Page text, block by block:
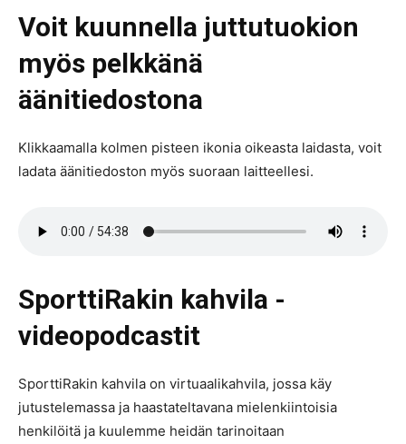
Voit kuunnella juttutuokion
myös pelkkänä
äänitiedostona
Klikkaamalla kolmen pisteen ikonia oikeasta laidasta, voit
ladata äänitiedoston myös suoraan laitteellesi.
SporttiRakin kahvila -
videopodcastit
SporttiRakin kahvila on virtuaalikahvila, jossa käy
jutustelemassa ja haastateltavana mielenkiintoisia
henkilöitä ja kuulemme heidän tarinoitaan